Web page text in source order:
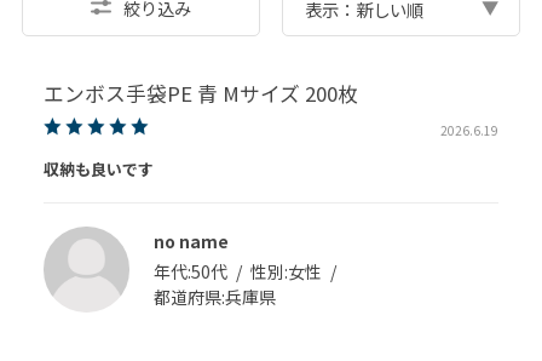
絞り込み 表示：新しい順
エンボス手袋PE 青 Mサイズ 200枚
2026.6.19
収納も良いです
no name
年代:50代 性別:女性
都道府県:兵庫県